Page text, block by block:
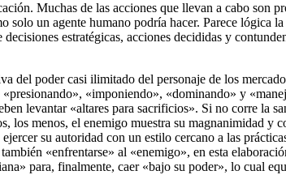
Muchas de las acciones que llevan a cabo son
solo un agente humano podría hacer. Parece lógica
estratégicas, acciones decididas y
del poder casi ilimitado del personaje de los
«imponiendo», «dominando» y
levantar «altares para sacrificios». Si no corre la
los menos, el enemigo muestra su magnanimidad y
su autoridad con un estilo cercano a las
«enfrentarse» al «enemigo», en esta
para, finalmente, caer «bajo su poder», lo cual